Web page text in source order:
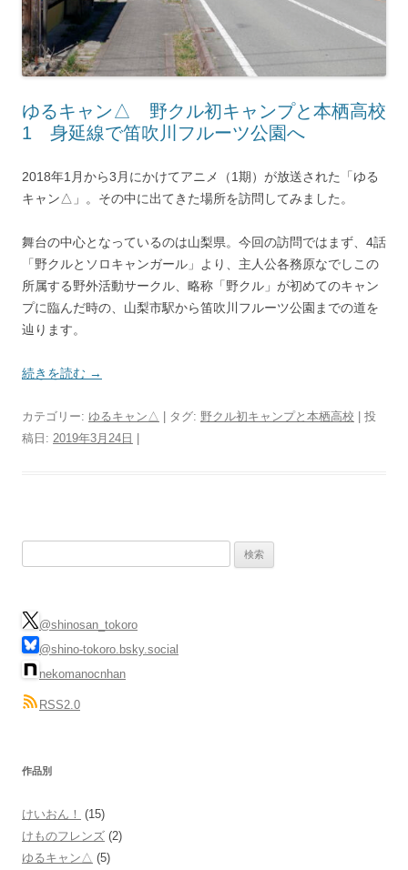
ゆるキャン△ 野クル初キャンプと本栖高校
1 身延線で笛吹川フルーツ公園へ
2018年1月から3月にかけてアニメ（1期）が放送された「ゆる
キャン△」。その中に出てきた場所を訪問してみました。
舞台の中心となっているのは山梨県。今回の訪問ではまず、4話
「野クルとソロキャンガール」より、主人公各務原なでしこの
所属する野外活動サークル、略称「野クル」が初めてのキャン
プに臨んだ時の、山梨市駅から笛吹川フルーツ公園までの道を
辿ります。
続きを読む →
カテゴリー: ゆるキャン△ | タグ: 野クル初キャンプと本栖高校 | 投
稿日: 2019年3月24日 |
索:
@shinosan_tokoro
@shino-tokoro.bsky.social
nekomanocnhan
RSS2.0
作品別
けいおん！
(15)
けものフレンズ (2)
ゆるキャン△ (5)